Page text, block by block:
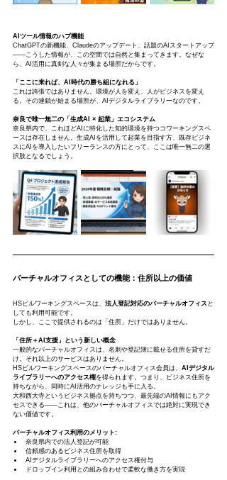
AIツール情報のハブ機能
ChatGPTの新機能、Claudeのアップデート、話題のAIスタートアップ
——こうした情報が、この空間では自然と集まってきます。なぜな
ら、AI活用に真剣な人々が集まる場所だからです。
「ここに来れば、AI時代の勝ち組になれる」
これは誇張ではありません。環境が人を変え、人がビジネスを変え
る。その連鎖が始まる場所が、AIデジタルライブラリーなのです。
奈良で唯一無二の「生成AI × 起業」エコシステム
奈良県内で、これほどAIに特化した知的環境を持つコワーキングスペ
ースは存在しません。生成AIを活用して起業を目指す方、既存ビジネ
スにAIを導入したいフリーランスの方にとって、ここは唯一無二の選
択肢となるでしょう。
バーチャルオフィスとしての機能：住所以上の価値
HSビルワーキングスペースは、 法人登記対応のバーチャルオフィス と
しても利用可能です。
しかし、ここで提供されるのは「住所」だけではありません。
「住所＋AI支援」という新しい概念
一般的なバーチャルオフィスは、名刺や登記簿に載せる住所を貸すだ
け。それ以上のサービスはありません。
HSビルワーキングスペースのバーチャルオフィス会員は、 AIデジタル
ライブラリーへのアクセス権を得られます。つまり、ビジネス住所を
持ちながら、同時にAI活用のナレッジも手に入る。
大和西大寺というビジネス拠点を持ちつつ、最先端のAI情報にもアク
セスできる——これは、他のバーチャルオフィスでは絶対に実現でき
ない価値です。
バーチャルオフィス利用のメリット:
奈良県内での法人登記が可能
信頼感のあるビジネス住所を取得
AIデジタルライブラリーへのアクセス権付与
ドロップイン利用との組み合わせで柔軟な働き方を実現